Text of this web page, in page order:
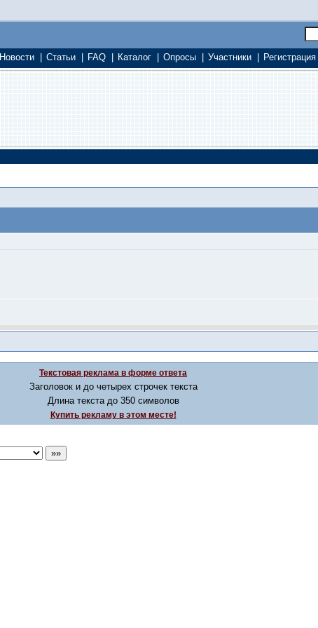
Новости Статьи FAQ Каталог Опросы Участники Регистрация
Текстовая реклама в форме ответа
Заголовок и до четырех строчек текста
Длина текста до 350 символов
Купить рекламу в этом месте!